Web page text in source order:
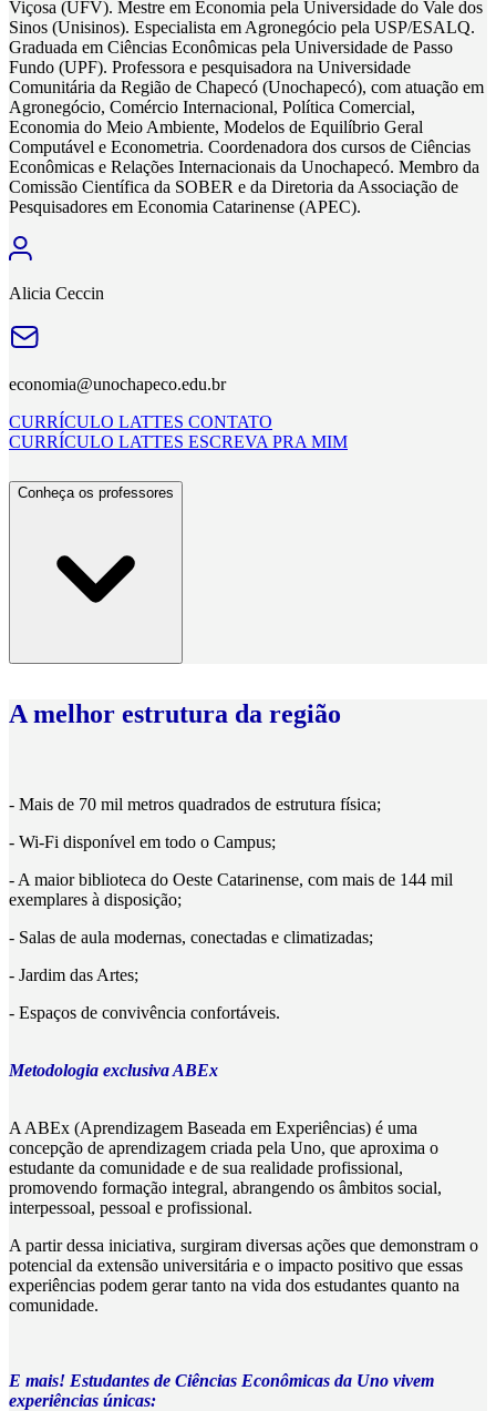
Viçosa (UFV). Mestre em Economia pela Universidade do Vale dos
Sinos (Unisinos). Especialista em Agronegócio pela USP/ESALQ.
Graduada em Ciências Econômicas pela Universidade de Passo
Fundo (UPF). Professora e pesquisadora na Universidade
Comunitária da Região de Chapecó (Unochapecó), com atuação em
Agronegócio, Comércio Internacional, Política Comercial,
Economia do Meio Ambiente, Modelos de Equilíbrio Geral
Computável e Econometria. Coordenadora dos cursos de Ciências
Econômicas e Relações Internacionais da Unochapecó. Membro da
Comissão Científica da SOBER e da Diretoria da Associação de
Pesquisadores em Economia Catarinense (APEC).
Alicia Ceccin
economia@unochapeco.edu.br
CURRÍCULO LATTES CONTATO
CURRÍCULO LATTES ESCREVA PRA MIM
Conheça os professores
A melhor estrutura da região
- Mais de 70 mil metros quadrados de estrutura física;
- Wi-Fi disponível em todo o Campus;
- A maior biblioteca do Oeste Catarinense, com mais de 144 mil
exemplares à disposição;
- Salas de aula modernas, conectadas e climatizadas;
- Jardim das Artes;
- Espaços de convivência confortáveis.
Metodologia exclusiva ABEx
A ABEx (Aprendizagem Baseada em Experiências) é uma
concepção de aprendizagem criada pela Uno, que aproxima o
estudante da comunidade e de sua realidade profissional,
promovendo formação integral, abrangendo os âmbitos social,
interpessoal, pessoal e profissional.
A partir dessa iniciativa, surgiram diversas ações que demonstram o
potencial da extensão universitária e o impacto positivo que essas
experiências podem gerar tanto na vida dos estudantes quanto na
comunidade.
E mais! Estudantes de Ciências Econômicas da Uno vivem
experiências únicas: